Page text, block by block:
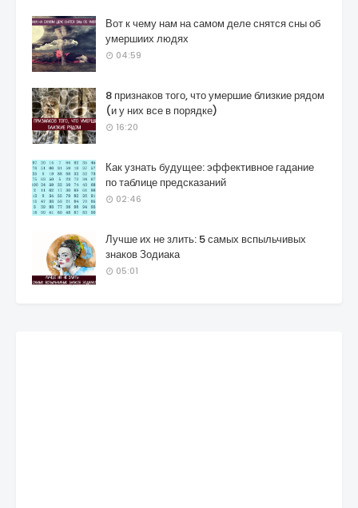
Вот к чему нам на самом деле снятся сны об
умершиих людях
04:59
8 признаков того, что умершие близкие рядом
(и у них все в порядке)
16:20
Как узнать будущее: эффективное гадание
по таблице предсказаний
02:46
Лучше их не злить: 5 самых вспыльчивых
знаков Зодиака
05:01